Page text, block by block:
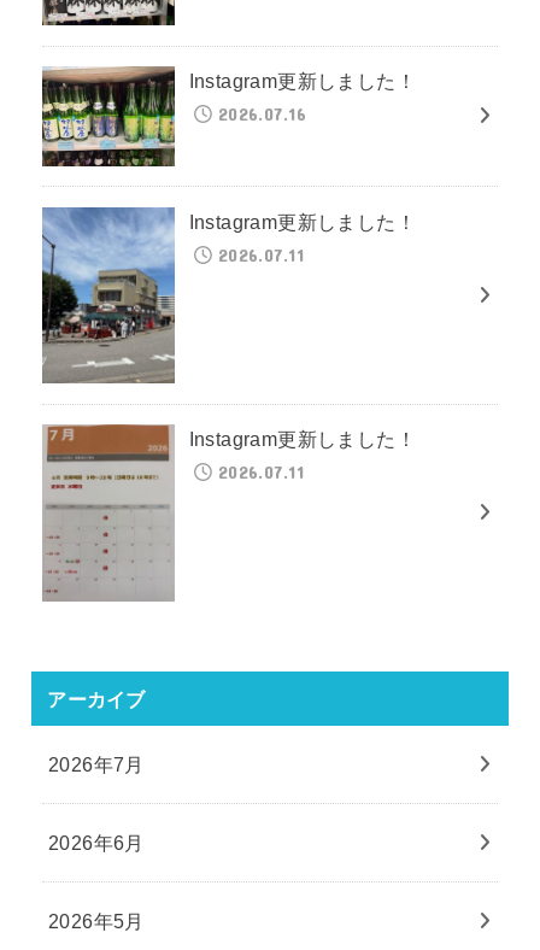
Instagram更新しました！
2026.07.16
Instagram更新しました！
2026.07.11
Instagram更新しました！
2026.07.11
アーカイブ
2026年7月
2026年6月
2026年5月